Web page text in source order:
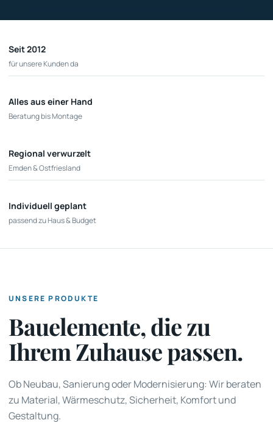
Seit 2012
für unsere Kunden da
Alles aus einer Hand
Beratung bis Montage
Regional verwurzelt
Emden & Ostfriesland
Individuell geplant
passend zu Haus & Budget
UNSERE PRODUKTE
Bauelemente, die zu
Ihrem Zuhause passen.
Ob Neubau, Sanierung oder Modernisierung: Wir beraten
zu Material, Wärmeschutz, Sicherheit, Komfort und
Gestaltung.